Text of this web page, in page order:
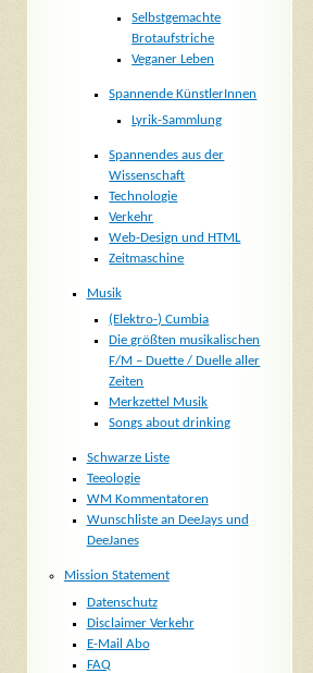
Selbstgemachte
Brotaufstriche
Veganer Leben
Spannende KünstlerInnen
Lyrik-Sammlung
Spannendes aus der
Wissenschaft
Technologie
Verkehr
Web-Design und HTML
Zeitmaschine
Musik
(Elektro-) Cumbia
Die größten musikalischen
F/M – Duette / Duelle aller
Zeiten
Merkzettel Musik
Songs about drinking
Schwarze Liste
Teeologie
WM Kommentatoren
Wunschliste an DeeJays und
DeeJanes
Mission Statement
Datenschutz
Disclaimer Verkehr
E-Mail Abo
FAQ